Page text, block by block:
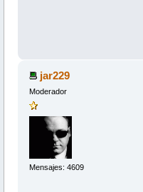
jar229
Moderador
Mensajes: 4609